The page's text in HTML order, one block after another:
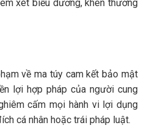
xét biểu dương, khen thưởng
về ma túy cam kết bảo mật
lợi hợp pháp của người cung
cấm mọi hành vi lợi dụng
cá nhân hoặc trái pháp luật.